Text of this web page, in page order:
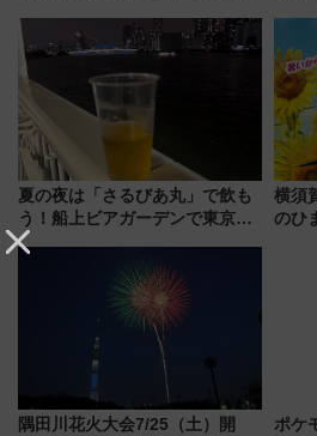
報、利根川に咲く8,000発の大迫
力＆屋台を満喫
夏の夜は「さるびあ丸」で飲も
う！船上ビアガーデンで東京湾
の夜景を眺めながら軽く一
杯……工場直送生ビールや島グ
ルメが美味い
横須
のひ
帰
7月
隅田川花火大会7/25（土）開
ポケ